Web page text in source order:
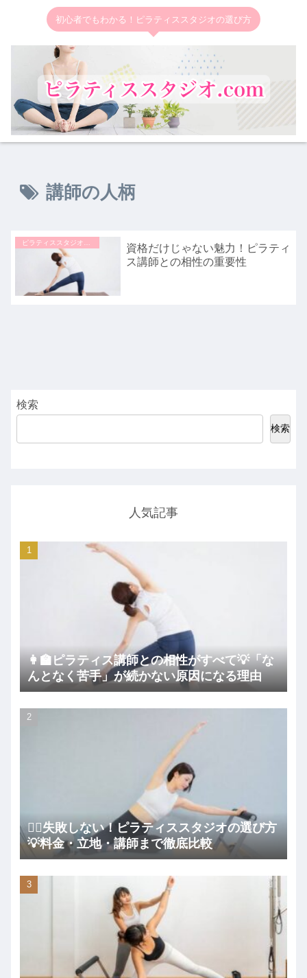
初心者でもわかる！ピラティススタジオの選び方
講師の人柄
資格だけじゃない魅力！ピラティ
ス講師との相性の重要性
検索
検索
人気記事
👩‍🏫ピラティス講師との相性がすべて💡「な
んとなく苦手」が続かない原因になる理由
🧘‍♀️失敗しない！ピラティススタジオの選び方
💡料金・立地・講師まで徹底比較